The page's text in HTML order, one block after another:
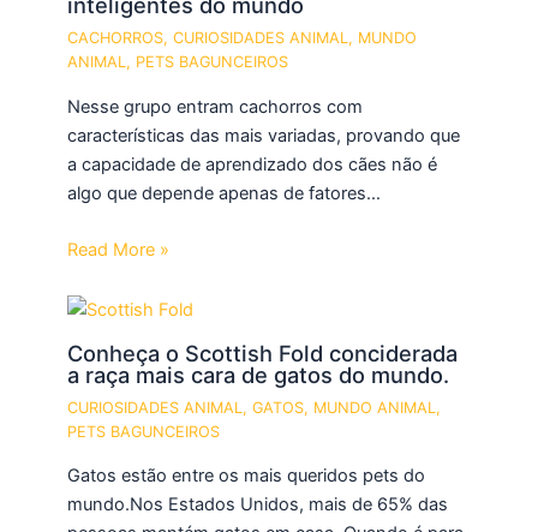
CACHORROS,CURIOSIDADES ANIMAL, MUNDO
ANIMAL, PETS BAGUNCEIROS
Nesse grupo entram cachorros com
características das mais variadas, provando que
a capacidade de aprendizado dos cães não é
algo que depende apenas de fatores…
Read More »
Conheça o Scottish Fold conciderada
a raça mais cara de gatos do mundo.
CURIOSIDADES ANIMAL ,GATOS, MUNDO ANIMAL ,
PETS BAGUNCEIROS
Gatos estão entre os mais queridos pets do
mundo.Nos Estados Unidos, mais de 65% das